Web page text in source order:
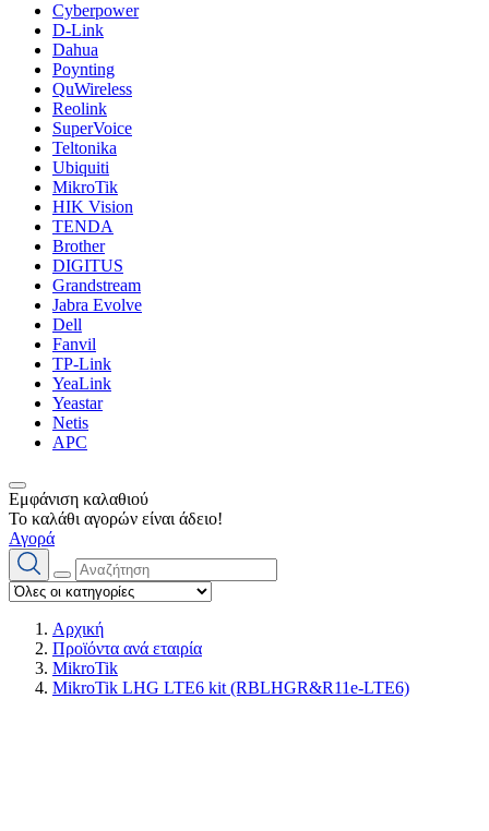
Cyberpower
D-Link
Dahua
Poynting
QuWireless
Reolink
SuperVoice
Teltonika
Ubiquiti
MikroTik
HIK Vision
TENDA
Brother
DIGITUS
Grandstream
Jabra Evolve
Dell
Fanvil
TP-Link
YeaLink
Yeastar
Netis
APC
Εμφάνιση καλαθιού
Το καλάθι αγορών είναι άδειο!
Αγορά
Αρχική
Προϊόντα ανά εταιρία
MikroTik
MikroTik LHG LTE6 kit (RBLHGR&R11e-LTE6)